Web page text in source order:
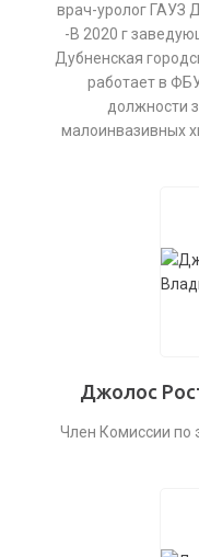
врач-уролог ГАУЗ
-В 2020 г
Дубненская
работает в
должности
малоинвазивных
Джолос
Член Комиссии по